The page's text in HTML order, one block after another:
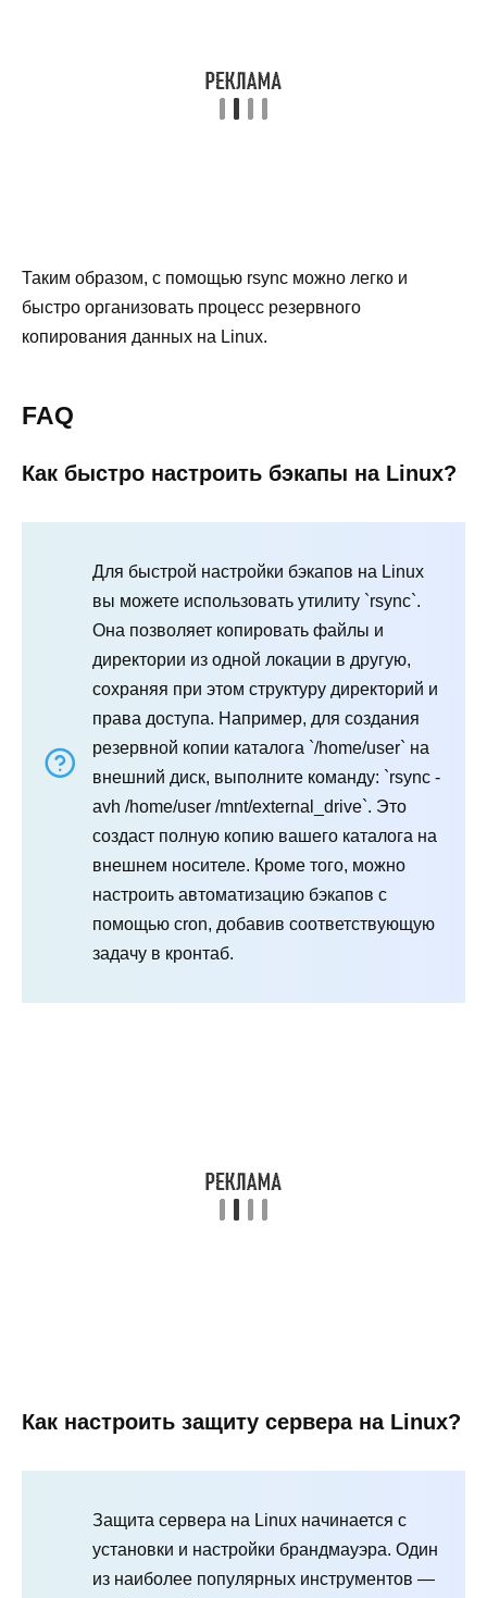
Таким образом, с помощью rsync можно легко и
быстро организовать процесс резервного
копирования данных на Linux.
FAQ
Как быстро настроить бэкапы на Linux?
Для быстрой настройки бэкапов на Linux
вы можете использовать утилиту `rsync`.
Она позволяет копировать файлы и
директории из одной локации в другую,
сохраняя при этом структуру директорий и
права доступа. Например, для создания
резервной копии каталога `/home/user` на
внешний диск, выполните команду: `rsync -
avh /home/user /mnt/external_drive`. Это
создаст полную копию вашего каталога на
внешнем носителе. Кроме того, можно
настроить автоматизацию бэкапов с
помощью cron, добавив соответствующую
задачу в кронтаб.
Как настроить защиту сервера на Linux?
Защита сервера на Linux начинается с
установки и настройки брандмауэра. Один
из наиболее популярных инструментов —